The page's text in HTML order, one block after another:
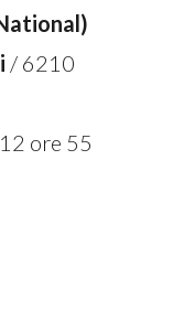
/ 6210
ore 55